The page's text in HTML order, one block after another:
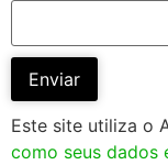
Este site utiliza o
como seus dados